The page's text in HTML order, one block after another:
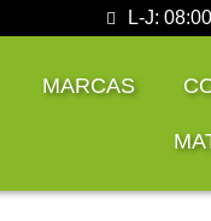
L-J:
MARCAS